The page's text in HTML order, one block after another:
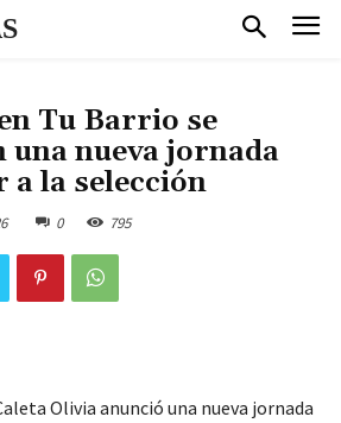
Tu Barrio se
una nueva jornada
a la selección
0 795
Olivia anunció una nueva jornada